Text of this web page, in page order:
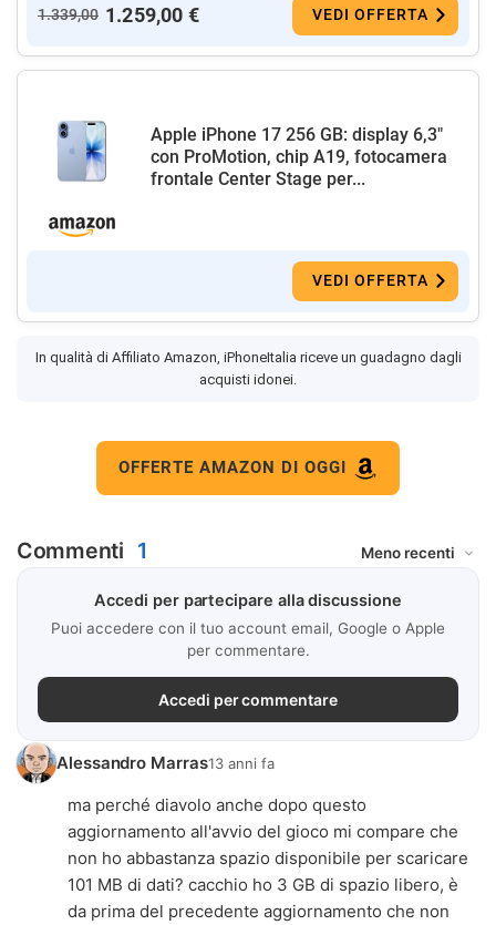
1.339,00 1.259,00 € VEDI OFFERTA
Apple iPhone 17 256 GB: display 6,3"
con ProMotion, chip A19, fotocamera
frontale Center Stage per...
VEDI OFFERTA
In qualità di Affiliato Amazon, iPhoneItalia riceve un guadagno dagli
acquisti idonei.
OFFERTE AMAZON DI OGGI
Commenti 1
Accedi per partecipare alla discussione
Puoi accedere con il tuo account email, Google o Apple
per commentare.
Accedi per commentare
Alessandro Marras13 anni fa
ma perché diavolo anche dopo questo
aggiornamento all'avvio del gioco mi compare che
non ho abbastanza spazio disponibile per scaricare
101 MB di dati? cacchio ho 3 GB di spazio libero, è
da prima del precedente aggiornamento che non